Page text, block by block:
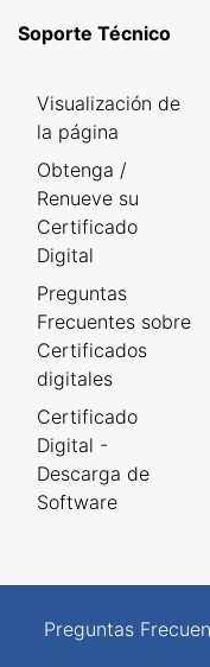
Soporte Técnico
Visualización de
la página
Obtenga /
Renueve su
Certificado
Digital
Preguntas
Frecuentes sobre
Certificados
digitales
Certificado
Digital -
Descarga de
Software
Preguntas